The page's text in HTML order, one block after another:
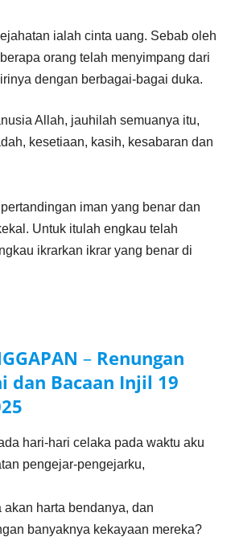
ialah cinta uang. Sebab oleh
orang telah menyimpang dari
dengan berbagai-bagai duka.
Allah, jauhilah semuanya itu,
kesetiaan, kasih, kesabaran dan
iman yang benar dan
Untuk itulah engkau telah
ikrarkan ikrar yang benar di
– Renungan
dan Bacaan Injil 19
hari-hari celaka pada waktu aku
pengejar-pengejarku,
akan harta bendanya, dan
banyaknya kekayaan mereka?